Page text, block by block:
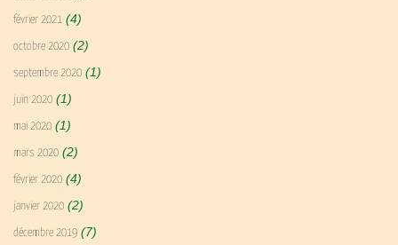
février 2021 (4)
octobre 2020 (2)
septembre 2020 (1)
juin 2020 (1)
mai 2020 (1)
mars 2020 (2)
février 2020 (4)
janvier 2020 (2)
décembre 2019 (7)